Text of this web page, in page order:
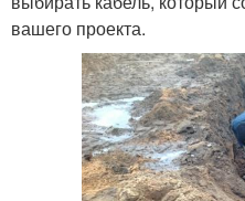
вашего проекта.